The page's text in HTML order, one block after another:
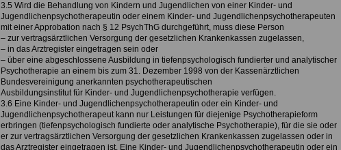
3.5 Wird die Behandlung von Kindern und Jugendlichen von einer Kinder- und
Jugendlichenpsychotherapeutin oder einem Kinder- und Jugendlichenpsychotherapeuten
mit einer Approbation nach § 12 PsychThG durchgeführt, muss diese Person
– zur vertragsärztlichen Versorgung der gesetzlichen Krankenkassen zugelassen,
– in das Arztregister eingetragen sein oder
– über eine abgeschlossene Ausbildung in tiefenpsychologisch fundierter und analytischer
Psychotherapie an einem bis zum 31. Dezember 1998 von der Kassenärztlichen
Bundesvereinigung anerkannten psychotherapeutischen
Ausbildungsinstitut für Kinder- und Jugendlichenpsychotherapie verfügen.
3.6 Eine Kinder- und Jugendlichenpsychotherapeutin oder ein Kinder- und
Jugendlichenpsychotherapeut kann nur Leistungen für diejenige Psychotherapieform
erbringen (tiefenpsychologisch fundierte oder analytische Psychotherapie), für die sie oder
er zur vertragsärztlichen Versorgung der gesetzlichen Krankenkassen zugelassen oder in
das Arztregister eingetragen ist. Eine Kinder- und Jugendlichenpsychotherapeutin oder ein